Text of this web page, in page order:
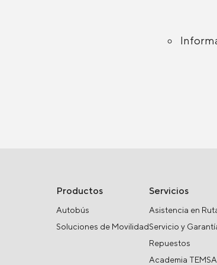
Productos
Autobús
Soluciones de Movilidad
Servicios
Asistencia en
Servicio y
Repuestos
Academia TEMSA